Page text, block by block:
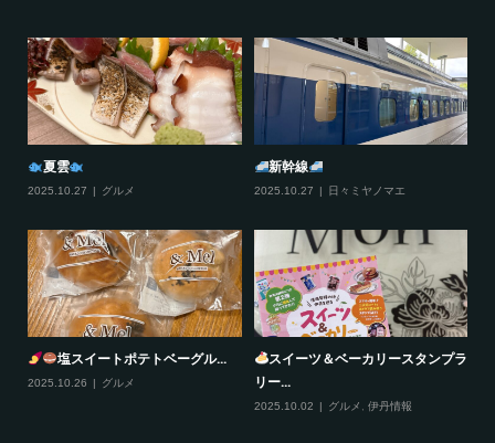
夏雲
2025.10.27 グルメ
新幹線
2025.10.27 日々ミヤノマエ
塩スイートポテトベーグル...
2025.10.26 グルメ
スイーツ＆ベーカリースタンプラ
リー...
2025.10.02 グルメ 伊丹情報